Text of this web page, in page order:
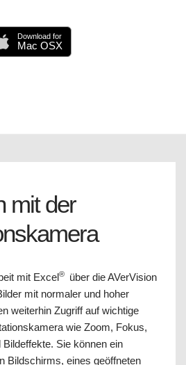
Download for
Mac OSX
mit der
mit Excel®
über die AVerVision
mit normaler und hoher
weiterhin Zugriff auf wichtige
wie Zoom, Fokus,
Sie können ein
Bildschirms, eines geöffneten